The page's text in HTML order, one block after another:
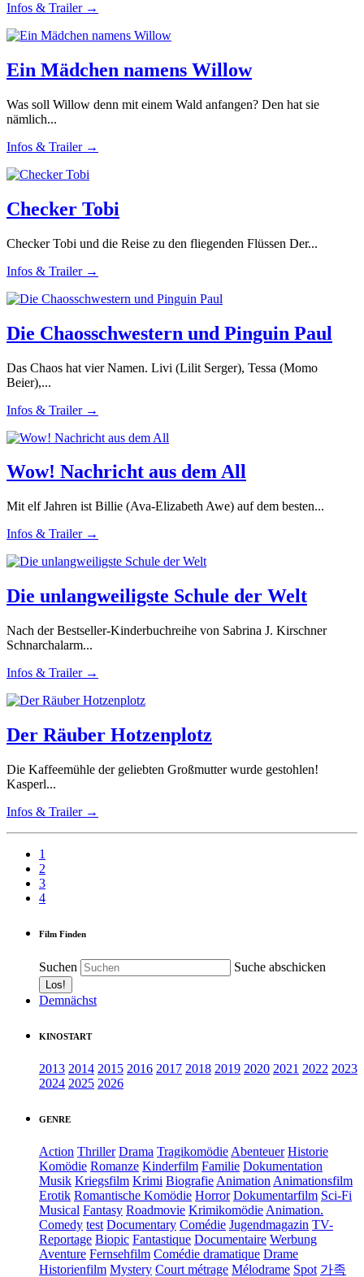
Infos & Trailer →
Ein Mädchen namens Willow
Was soll Willow denn mit einem Wald anfangen? Den hat sie
nämlich...
Infos & Trailer →
Checker Tobi
Checker Tobi und die Reise zu den fliegenden Flüssen Der...
Infos & Trailer →
Die Chaosschwestern und Pinguin Paul
Das Chaos hat vier Namen. Livi (Lilit Serger), Tessa (Momo
Beier),...
Infos & Trailer →
Wow! Nachricht aus dem All
Mit elf Jahren ist Billie (Ava-Elizabeth Awe) auf dem besten...
Infos & Trailer →
Die unlangweiligste Schule der Welt
Nach der Bestseller-Kinderbuchreihe von Sabrina J. Kirschner
Schnarchalarm...
Infos & Trailer →
Der Räuber Hotzenplotz
Die Kaffeemühle der geliebten Großmutter wurde gestohlen!
Kasperl...
Infos & Trailer →
1
2
3
4
Film Finden
Suchen Suche abschicken
Demnächst
KINOSTART
2013 2014 2015 2016 2017 2018 2019 2020 2021 2022 2023
2024 2025 2026
GENRE
Action Thriller Drama Tragikomödie Abenteuer Historie
Komödie Romanze Kinderfilm Familie Dokumentation
Musik Kriegsfilm Krimi Biografie Animation Animationsfilm
Erotik Romantische Komödie Horror Dokumentarfilm Sci-Fi
Musical Fantasy Roadmovie Krimikomödie Animation.
Comedy test Documentary Comédie Jugendmagazin TV-
Reportage Biopic Fantastique Documentaire Werbung
Aventure Fernsehfilm Comédie dramatique Drame
Historienfilm Mystery Court métrage Mélodrame Spot 가족